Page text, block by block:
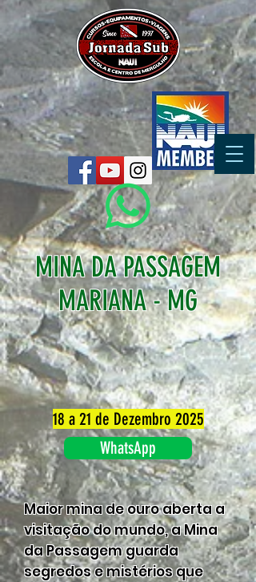
MINA DA PASSAGEM
MARIANA - MG
18 a 21 de Dezembro 2025
WhatsApp
Maior mina de ouro aberta a
visitação do mundo, a Mina
da Passagem guarda
segredos e mistérios que